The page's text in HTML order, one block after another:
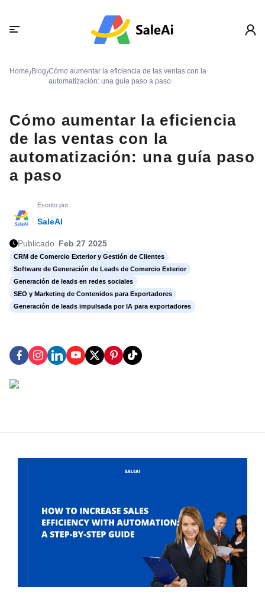
Home/Blog/Cómo aumentar la eficiencia de las ventas con la
automatización: una guía paso a paso
Cómo aumentar la eficiencia
de las ventas con la
automatización: una guía paso
a paso
Escrito por
SaleAI
Publicado Feb 27 2025
CRM de Comercio Exterior y Gestión de Clientes
Software de Generación de Leads de Comercio Exterior
Generación de leads en redes sociales
SEO y Marketing de Contenidos para Exportadores
Generación de leads impulsada por IA para exportadores